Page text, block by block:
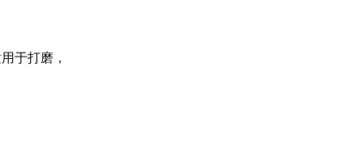
于打磨，